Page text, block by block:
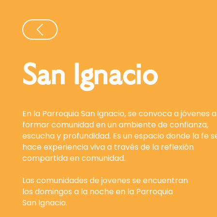
San Ignacio
En la Parroquia San Ignacio, se convoca a jóvenes a
formar comunidad en un ambiente de confianza,
escucha y profundidad. Es un espacio donde la fe
hace experiencia vivaa través de la reflexión
compartida en comunidad.
Las comunidades de jovenes se encuentran
los domingos a la noche en la Parroquia
San Ignacio.